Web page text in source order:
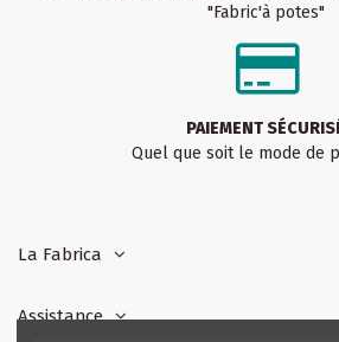
"Fabric'à potes"
PAIEMENT
Quel que soit le mode de
La Fabrica
Assistance